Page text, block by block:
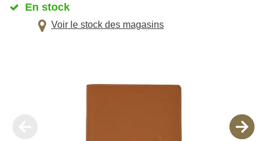
En stock
Voir le stock des magasins